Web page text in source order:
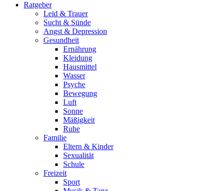
Ratgeber
Leid & Trauer
Sucht & Sünde
Angst & Depression
Gesundheit
Ernährung
Kleidung
Hausmittel
Wasser
Psyche
Bewegung
Luft
Sonne
Mäßigkeit
Ruhe
Familie
Eltern & Kinder
Sexualität
Schule
Freizeit
Sport